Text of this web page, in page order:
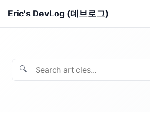
Eric's DevLog (데브로그)
🔍